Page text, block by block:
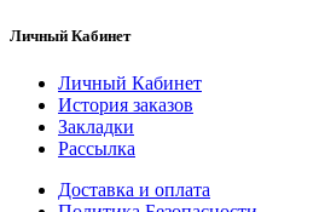
Личный Кабинет
Личный Кабинет
История заказов
Закладки
Рассылка
Доставка и оплата